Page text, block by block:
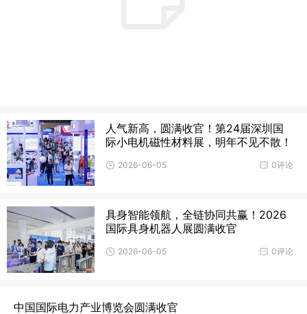
人气新高，圆满收官！第24届深圳国
际小电机磁性材料展，明年不见不散！
0评论
2026-06-05
具身智能领航，全链协同共赢！2026
国际具身机器人展圆满收官
0评论
2026-06-05
中国国际电力产业博览会圆满收官